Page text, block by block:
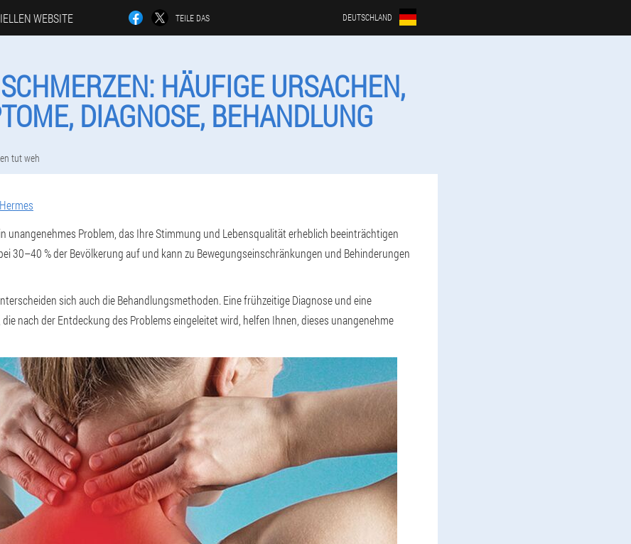
WEBSITE TEILE DAS DEUTSCHLAND
HÄUFIGE URSACHEN,
DIAGNOSE, BEHANDLUNG
tut weh
unangenehmes Problem, das Ihre Stimmung und Lebensqualität erheblich beeinträchtigen
30–40 % der Bevölkerung auf und kann zu Bewegungseinschränkungen und Behinderungen
sich auch die Behandlungsmethoden. Eine frühzeitige Diagnose und eine
nach der Entdeckung des Problems eingeleitet wird, helfen Ihnen, dieses unangenehme